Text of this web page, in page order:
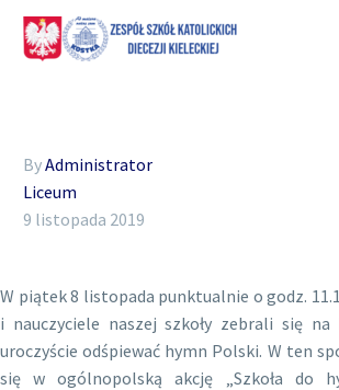
ByAdministrator
Liceum
9 listopada 2019
W piątek 8 listopada punktualnie o godz.
i nauczyciele naszej szkoły zebrali się
uroczyście odśpiewać hymn Polski. W ten
się w ogólnopolską akcję „Szkoła do